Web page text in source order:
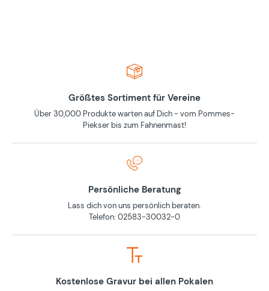
Größtes Sortiment für Vereine
Über 30,000 Produkte warten auf Dich - vom Pommes-
Piekser bis zum Fahnenmast!
Persönliche Beratung
Lass dich von uns persönlich beraten.
Telefon: 02583-30032-0
Kostenlose Gravur bei allen Pokalen